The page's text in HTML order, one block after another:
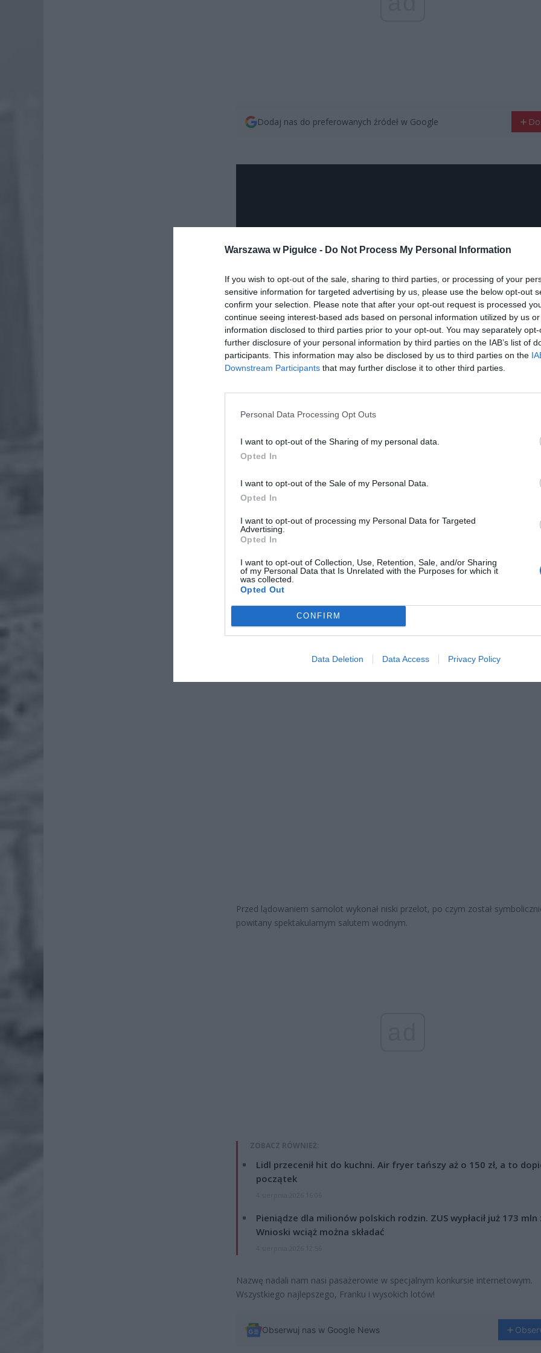
Warszawa w Pigułce - Do Not Process My Personal Information
If you wish to opt-out of the sale, sharing to third parties, or processing of your
sensitive information for targeted advertising by us, please use the below opt-out
confirm your selection. Please note that after your opt-out request is processed
continue seeing interest-based ads based on personal information utilized by us
information disclosed to third parties prior to your opt-out. You may separately
further disclosure of your personal information by third parties on the IAB’s list of
participants. This information may also be disclosed by us to third parties on the
Downstream Participants that may further disclose it to other third parties.
Personal Data Processing Opt Outs
I want to opt-out of the Sharing of my personal data.
Opted In
I want to opt-out of the Sale of my Personal Data.
Opted In
I want to opt-out of processing my Personal Data for Targeted
Advertising.
Opted In
I want to opt-out of Collection, Use, Retention, Sale, and/or Sharing
of my Personal Data that Is Unrelated with the Purposes for which it
was collected.
Opted Out
CONFIRM
Data Deletion Data Access Privacy Policy
Dodaj nas do preferowanych źródeł w Google
Przed lądowaniem samolot wykonał niski przelot, po czym został
powitany spektakularnym salutem wodnym.
ZOBACZ RÓWNIEŻ:
Lidl przecenił hit do kuchni. Air fryer tańszy aż o 150 zł, a to
początek
Pieniądze dla milionów polskich rodzin. ZUS wypłacił już 173 mln
Wnioski wciąż można składać
Nazwę nadali nam nasi pasażerowie w specjalnym konkursie internetowym.
Wszystkiego najlepszego, Franku i wysokich lotów!
Obserwuj nas w Google News